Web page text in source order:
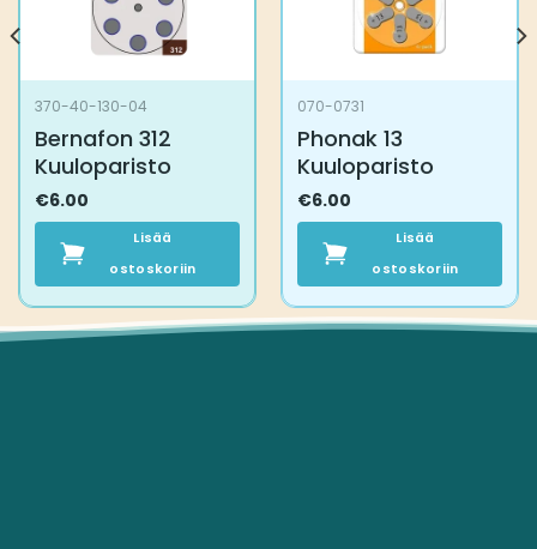
370-40-130-04
Bernafon 312
Kuuloparisto
€6.00
Lisää
ostoskoriin
070-0731
Phonak 13
Kuuloparisto
€6.00
Lisää
ostoskoriin